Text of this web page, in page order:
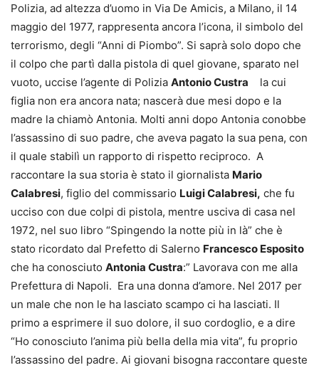
Polizia, ad altezza d’uomo in Via De Amicis, a Milano, il 14
maggio del 1977, rappresenta ancora l’icona, il simbolo del
terrorismo, degli “Anni di Piombo”. Si saprà solo dopo che
il colpo che partì dalla pistola di quel giovane, sparato nel
vuoto, uccise l’agente di Polizia Antonio Custra la cui
figlia non era ancora nata; nascerà due mesi dopo e la
madre la chiamò Antonia. Molti anni dopo Antonia conobbe
l’assassino di suo padre, che aveva pagato la sua pena, con
il quale stabilì un rapporto di rispetto reciproco. A
raccontare la sua storia è stato il giornalista Mario
Calabresi, figlio del commissario Luigi Calabresi, che fu
ucciso con due colpi di pistola, mentre usciva di casa nel
1972, nel suo libro “Spingendo la notte più in là” che è
stato ricordato dal Prefetto di Salerno Francesco Esposito
che ha conosciuto Antonia Custra:” Lavorava con me alla
Prefettura di Napoli. Era una donna d’amore. Nel 2017 per
un male che non le ha lasciato scampo ci ha lasciati. Il
primo a esprimere il suo dolore, il suo cordoglio, e a dire
“Ho conosciuto l’anima più bella della mia vita”, fu proprio
l’assassino del padre. Ai giovani bisogna raccontare queste